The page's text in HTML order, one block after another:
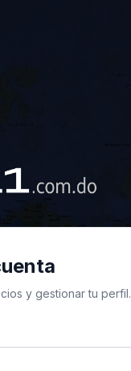
y gestionar tu perfil.